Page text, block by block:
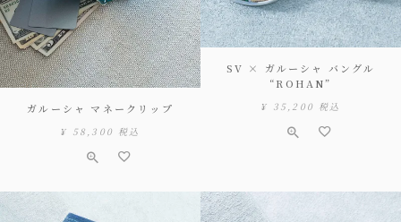
ガルーシャ マネークリップ
¥ 58,300 税込
SV × ガルーシャ バングル
“ROHAN”
¥ 35,200 税込